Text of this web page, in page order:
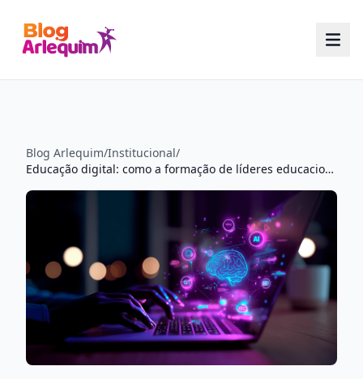
Blog Arlequim/Institucional/
Educação digital: como a formação de líderes educacionais transformará o futuro do Brasil